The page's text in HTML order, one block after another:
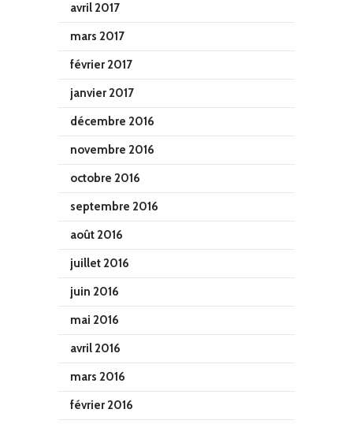
avril 2017
mars 2017
février 2017
janvier 2017
décembre 2016
novembre 2016
octobre 2016
septembre 2016
août 2016
juillet 2016
juin 2016
mai 2016
avril 2016
mars 2016
février 2016